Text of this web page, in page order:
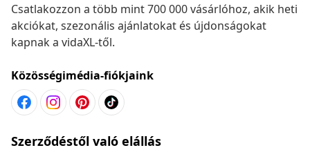
Csatlakozzon a több mint 700 000 vásárlóhoz, akik heti
akciókat, szezonális ajánlatokat és újdonságokat
kapnak a vidaXL-től.
Közösségimédia-fiókjaink
Szerződéstől való elállás